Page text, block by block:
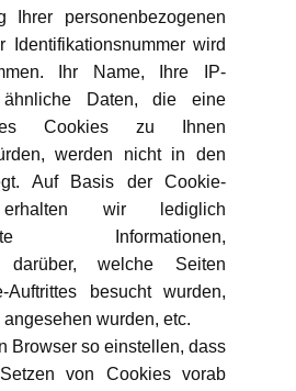
Ihrer personenbezogenen
Identifikationsnummer wird
Ihr Name, Ihre IP-
Daten, die eine
Cookies zu Ihnen
werden nicht in den
Auf Basis der Cookie-
erhalten wir lediglich
Informationen,
darüber, welche Seiten
Auftrittes besucht wurden,
wurden, etc.
Browser so einstellen, dass
von Cookies vorab